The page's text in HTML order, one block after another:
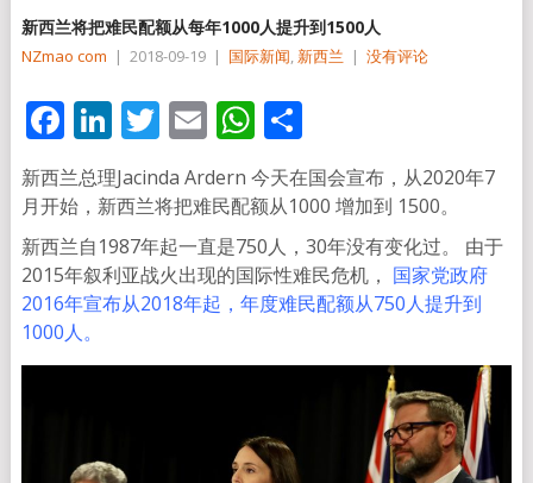
新西兰将把难民配额从每年1000人提升到1500人
NZmao com | 2018-09-19 | 国际新闻, 新西兰 | 没有评论
Facebook
LinkedIn
Twitter
EmailWhatsApp
分
享
新西兰总理Jacinda Ardern 今天在国会宣布，从2020年7
月开始，新西兰将把难民配额从1000 增加到 1500。
新西兰自1987年起一直是750人，30年没有变化过。 由于
2015年叙利亚战火出现的国际性难民危机， 国家党政府
2016年宣布从2018年起，年度难民配额从750人提升到
1000人。